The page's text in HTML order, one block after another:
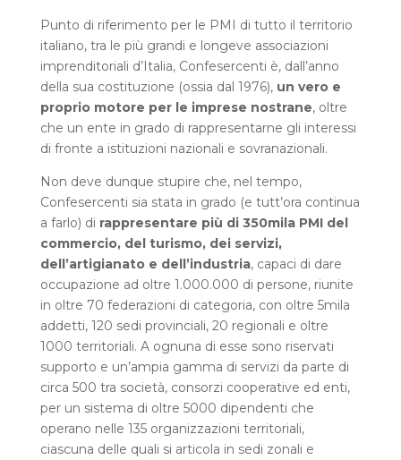
Punto di riferimento per le PMI di tutto il territorio
italiano, tra le più grandi e longeve associazioni
imprenditoriali d’Italia, Confesercenti è, dall’anno
della sua costituzione (ossia dal 1976), un vero e
proprio motore per le imprese nostrane, oltre
che un ente in grado di rappresentarne gli interessi
di fronte a istituzioni nazionali e sovranazionali.
Non deve dunque stupire che, nel tempo,
Confesercenti sia stata in grado (e tutt’ora continua
a farlo) di rappresentare più di 350mila PMI del
commercio, del turismo, dei servizi,
dell’artigianato e dell’industria, capaci di dare
occupazione ad oltre 1.000.000 di persone, riunite
in oltre 70 federazioni di categoria, con oltre 5mila
addetti, 120 sedi provinciali, 20 regionali e oltre
1000 territoriali. A ognuna di esse sono riservati
supporto e un’ampia gamma di servizi da parte di
circa 500 tra società, consorzi cooperative ed enti,
per un sistema di oltre 5000 dipendenti che
operano nelle 135 organizzazioni territoriali,
ciascuna delle quali si articola in sedi zonali e